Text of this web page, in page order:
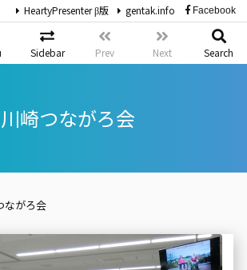
Sidebar Prev Next Search
HeartyPresenter β版 gentak.info Facebook
川崎つながろ会
ながろ会